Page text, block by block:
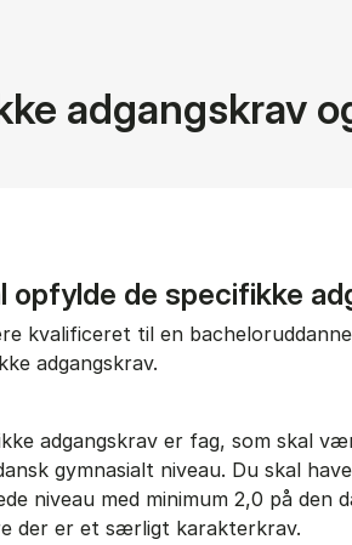
adgangskrav
opfylde de specifikke
kvalificeret til en
adgangskrav.
adgangskrav er fag, som skal
gymnasialt niveau. Du skal
niveau med minimum 2,0 på den
der er et særligt karakterkrav.